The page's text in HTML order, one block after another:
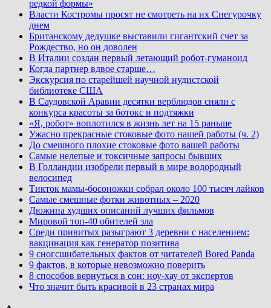
редкой формы»
Власти Костромы просят не смотреть на их Снегурочку
днем
Британскому дедушке выставили гигантский счет за
Рождество, но он доволен
В Италии создан первый летающий робот-гуманоид
Когда партнер вдвое старше…
Экскурсия по старейшей научной нудистской
библиотеке США
В Саудовской Аравии десятки верблюдов сняли с
конкурса красоты за ботокс и подтяжки
«Я, робот» воплотился в жизнь лет на 15 раньше
Ужасно прекрасные стоковые фото нашей работы (ч. 2)
До смешного плохие стоковые фото вашей работы
Самые нелепые и токсичные запросы бывших
В Голландии изобрели первый в мире водородный
велосипед
Тикток мамы-босоножки собрал около 100 тысяч лайков
Самые смешные фотки животных – 2020
Дюжина худших описаний лучших фильмов
Мировой топ-40 обителей зла
Среди привитых разыграют 3 деревни с населением:
вакцинация как генератор позитива
9 сногсшибательных фактов от читателей Bored Panda
9 фактов, в которые невозможно поверить
8 способов вернуться в сон: ноу-хау от экспертов
Что значит быть красивой в 23 странах мира